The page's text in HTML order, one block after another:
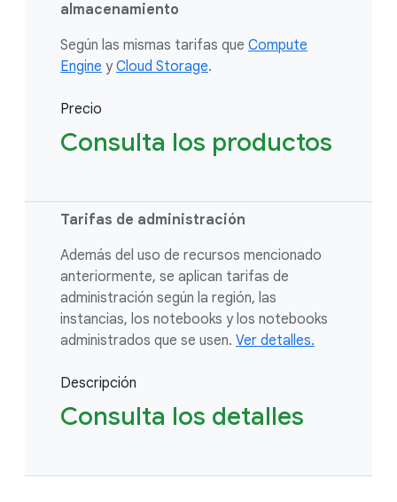
almacenamiento
Según las mismas tarifas que Compute
Engine yCloud Storage.
Precio
Consulta los productos
Tarifas de administración
Además del uso de recursos mencionado
anteriormente, se aplican tarifas de
administración según la región, las
instancias, los notebooks y los notebooks
administrados que se usen. Ver detalles.
Descripción
Consulta los detalles